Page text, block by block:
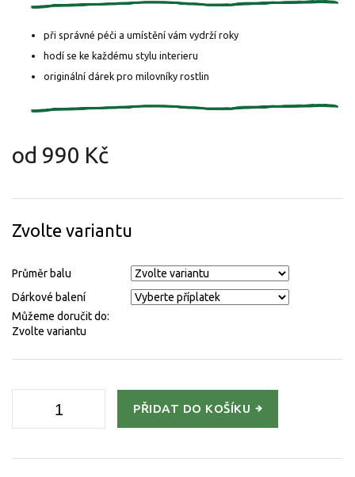
od 990 Kč
cena:
Zvolte variantu
Průměr balu
Dárkové balení
Můžeme doručit do:
Zvolte variantu
PŘIDAT DO KOŠÍKU
při správné péči a umístění vám vydrží roky
hodí se ke každému stylu interieru
originální dárek pro milovníky rostlin